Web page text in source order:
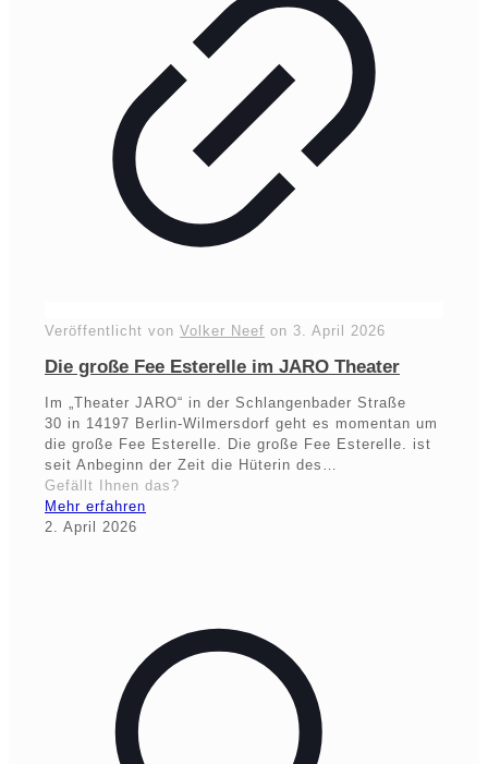
Veröffentlicht von Volker Neef on 3. April 2026
Die große Fee Esterelle im JARO Theater
Im „Theater JARO“ in der Schlangenbader Straße
30 in 14197 Berlin-Wilmersdorf geht es momentan um
die große Fee Esterelle. Die große Fee Esterelle. ist
seit Anbeginn der Zeit die Hüterin des…
Gefällt Ihnen das?
Mehr erfahren
2. April 2026